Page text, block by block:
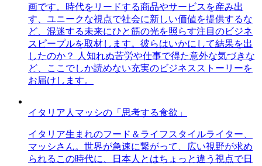
画です。時代をリードする商品やサービスを産み出
す、ユニークな視点で社会に新しい価値を提供するな
ど、混迷する未来にひと筋の光を照らす注目のビジネ
スピープルを取材します。彼らはいかにして結果を出
したのか？ 人知れぬ苦労や仕事で得た意外な気づきな
ど、ここでしか読めない充実のビジネスストーリーを
お届けします。
イタリア人マッシの「思考する食欲」
イタリア生まれのフード＆ライフスタイルライター、
マッシさん。世界が急速に繋がって、広い視野が求め
られるこの時代に、日本人とはちょっと違う視点で日